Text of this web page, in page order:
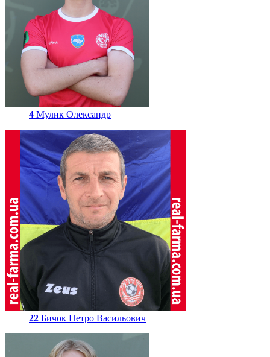
4 Мулик Олександр
22 Бичок Петро Васильович